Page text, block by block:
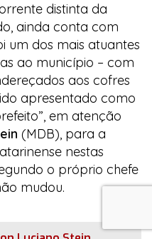
distinta da
ainda conta com
um dos mais atuantes
ao município – com
aos cofres
apresentado como
em atenção
(MDB), para a
nestas
o próprio chefe
mudou.